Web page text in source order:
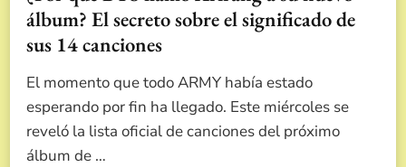
álbum? El secreto sobre el significado de
sus 14 canciones
El momento que todo ARMY había estado
esperando por fin ha llegado. Este miércoles se
reveló la lista oficial de canciones del próximo
álbum de …